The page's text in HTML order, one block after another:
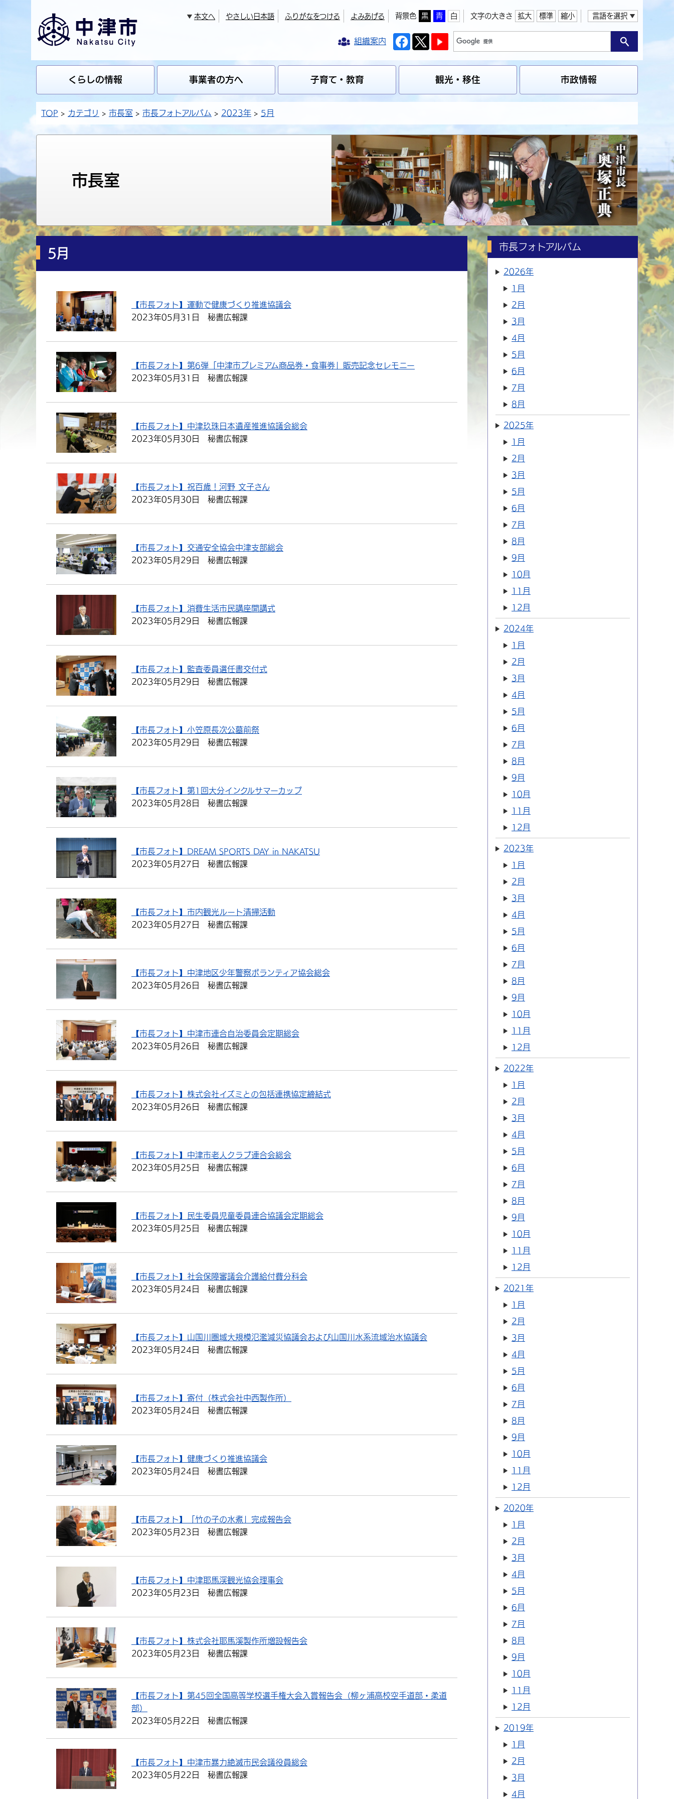
本文へ やさしい日本語 ふりがなをつける よみあげる 背景色 黒 青 白 文字の大きさ 拡大 標準 縮小 言語を選択
組織案内
くらしの情報 事業者の方へ 子育て・教育 観光・移住 市政情報
TOP カテゴリ 市長室 市長フォトアルバム 2023年 5月
市長室
5月
【市長フォト】運動で健康づくり推進協議会
2023年05月31日
秘書広報課
【市長フォト】第6弾「中津市プレミアム商品券・食事券」販売記念セレモニー
2023年05月31日
秘書広報課
【市長フォト】中津玖珠日本遺産推進協議会総会
2023年05月30日
秘書広報課
【市長フォト】祝百歳！河野 文子さん
2023年05月30日
秘書広報課
【市長フォト】交通安全協会中津支部総会
2023年05月29日
秘書広報課
【市長フォト】消費生活市民講座開講式
2023年05月29日
秘書広報課
【市長フォト】監査委員選任書交付式
2023年05月29日
秘書広報課
【市長フォト】小笠原長次公墓前祭
2023年05月29日
秘書広報課
【市長フォト】第1回大分インクルサマーカップ
2023年05月28日
秘書広報課
【市長フォト】DREAM SPORTS DAY in NAKATSU
2023年05月27日
秘書広報課
【市長フォト】市内観光ルート清掃活動
2023年05月27日
秘書広報課
【市長フォト】中津地区少年警察ボランティア協会総会
2023年05月26日
秘書広報課
【市長フォト】中津市連合自治委員会定期総会
2023年05月26日
秘書広報課
【市長フォト】株式会社イズミとの包括連携協定締結式
2023年05月26日
秘書広報課
【市長フォト】中津市老人クラブ連合会総会
2023年05月25日
秘書広報課
【市長フォト】民生委員児童委員連合協議会定期総会
2023年05月25日
秘書広報課
【市長フォト】社会保障審議会介護給付費分科会
2023年05月24日
秘書広報課
【市長フォト】山国川圏域大規模氾濫減災協議会および山国川水系流域治水協議会
2023年05月24日
秘書広報課
【市長フォト】寄付（株式会社中西製作所）
2023年05月24日
秘書広報課
【市長フォト】健康づくり推進協議会
2023年05月24日
秘書広報課
【市長フォト】「竹の子の水煮」完成報告会
2023年05月23日
秘書広報課
【市長フォト】中津耶馬渓観光協会理事会
2023年05月23日
秘書広報課
【市長フォト】株式会社耶馬溪製作所増設報告会
2023年05月23日
秘書広報課
【市長フォト】第45回全国高等学校選手権大会入賞報告会（柳ヶ浦高校空手道部・柔道
部）
2023年05月22日
秘書広報課
【市長フォト】中津市暴力絶滅市民会議役員総会
2023年05月22日
秘書広報課
市長フォトアルバム
2026年
1月
2月
3月
4月
5月
6月
7月
8月
2025年
1月
2月
3月
5月
6月
7月
8月
9月
10月
11月
12月
2024年
1月
2月
3月
4月
5月
6月
7月
8月
9月
10月
11月
12月
2023年
1月
2月
3月
4月
5月
6月
7月
8月
9月
10月
11月
12月
2022年
1月
2月
3月
4月
5月
6月
7月
8月
9月
10月
11月
12月
2021年
1月
2月
3月
4月
5月
6月
7月
8月
9月
10月
11月
12月
2020年
1月
2月
3月
4月
5月
6月
7月
8月
9月
10月
11月
12月
2019年
1月
2月
3月
4月